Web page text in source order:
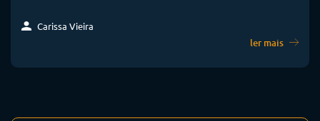
Carissa Vieira
ler mais